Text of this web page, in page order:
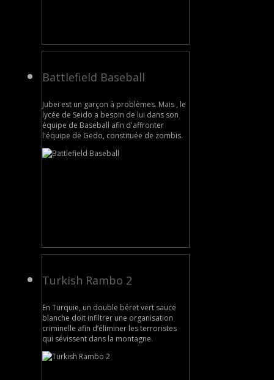
Battlefield Baseball
Jubei est un garçon à problèmes. Mais , le
lycée de Seido a besoin de lui dans son
équipe de Baseball afin d'affronter
l'équipe de Gedo, constituée de zombis.
Turkish Rambo 2
En Turquie, un double béret vert sauce
blanche doit infiltrer une organisation
criminelle afin d’éliminer les terroristes
qui sévissent dans la montagne.